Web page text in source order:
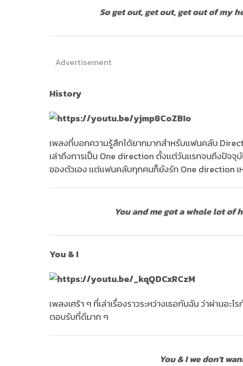
So get out, get out, get out of my
Advertisement
History
เพลงที่บอกความรู้สึกได้ยากมากสำหรับเเฟนคลับ
เล่าถึงการเป็น One direction ตั้งเเต่วันเเรกจนถึงปัจจุ
ของตัวเอง เเต่เเฟนคลับทุกคนก็ยังรัก One direction
You and me got a whole lot of
You & I
เพลงเศร้า ๆ ที่เล่าเรื่องราวระหว่างเธอกับฉัน ว่าผ่านอ
ตอบรับที่ดีมาก ๆ
You & I we don't